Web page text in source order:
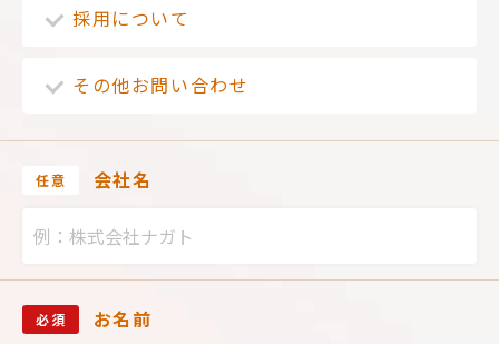
採用について
その他お問い合わせ
任意 会社名
必須 お名前